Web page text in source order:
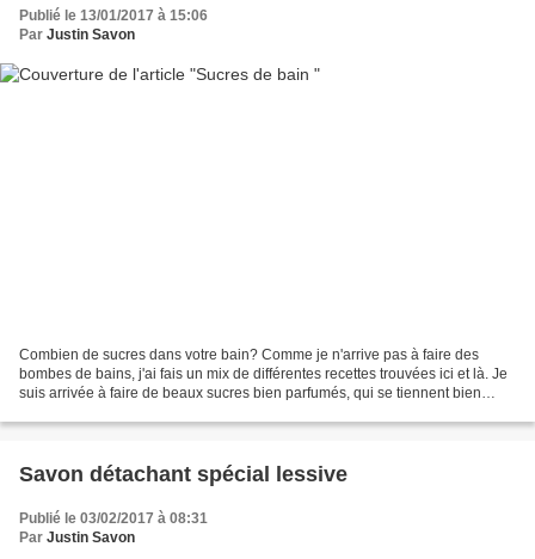
Publié le 13/01/2017 à 15:06
Par Justin Savon
Combien de sucres dans votre bain? Comme je n'arrive pas à faire des
bombes de bains, j'ai fais un mix de différentes recettes trouvées ici et là. Je
suis arrivée à faire de beaux sucres bien parfumés, qui se tiennent bien
Savon détachant spécial lessive
Publié le 03/02/2017 à 08:31
Par Justin Savon